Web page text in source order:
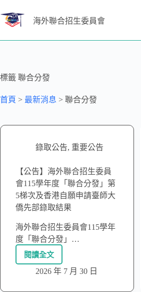
海外聯合招生委員會
標籤 聯合分發
首頁 > 最新消息 > 聯合分發
錄取公告, 重要公告
【公告】海外聯合招生委員
會115學年度「聯合分發」第
5梯次及香港自願申請臺師大
僑先部錄取結果
海外聯合招生委員會115學年
度「聯合分發」…
閱讀全文
2026 年 7 月 30 日